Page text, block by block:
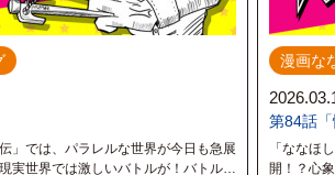
」では、パラレルな世界が今日も急展
実世界では激しいバトルが！バトル…
漫画な
第84話「
「ななほ
開！？心